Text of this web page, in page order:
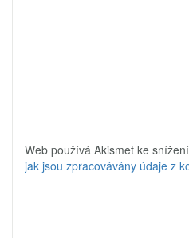
Web používá Akismet ke
jak jsou zpracovávány údaje z